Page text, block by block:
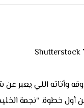
وأثاثه اللي يعبر
خطوة. “نجمة